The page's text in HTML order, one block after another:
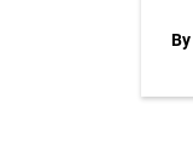
By